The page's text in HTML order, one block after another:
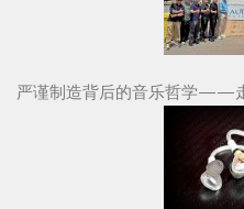
严谨制造背后的音乐哲学——